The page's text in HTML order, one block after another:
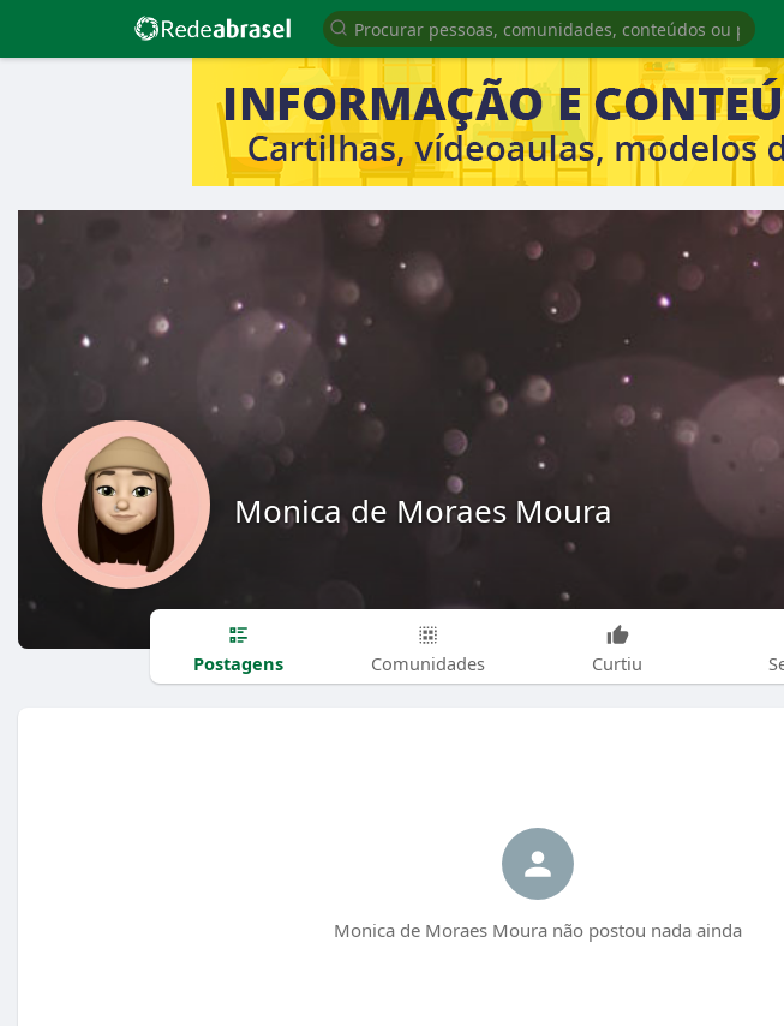
Monica de Moraes Moura
Postagens Comunidades Curtiu
Monica de Moraes Moura não postou nada ainda